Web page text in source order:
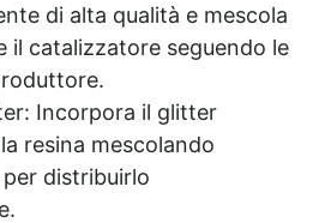
di alta qualità e mescola
il catalizzatore seguendo le
Incorpora il glitter
resina mescolando
distribuirlo